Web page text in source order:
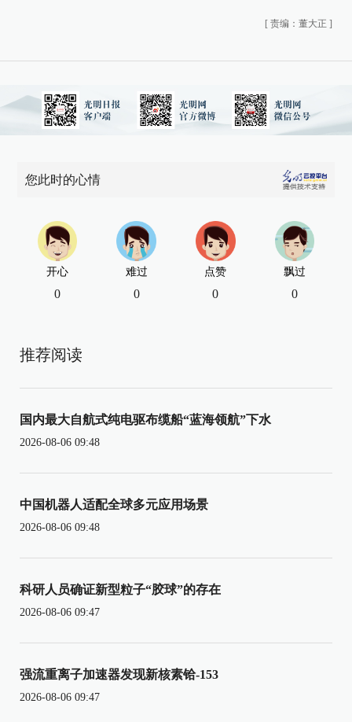
[ 责编：董大正 ]
您此时的心情
开心
0
难过
0
点赞
0
飘过
0
推荐阅读
国内最大自航式纯电驱布缆船“蓝海领航”下水
2026-08-06 09:48
中国机器人适配全球多元应用场景
2026-08-06 09:48
科研人员确证新型粒子“胶球”的存在
2026-08-06 09:47
强流重离子加速器发现新核素铪-153
2026-08-06 09:47